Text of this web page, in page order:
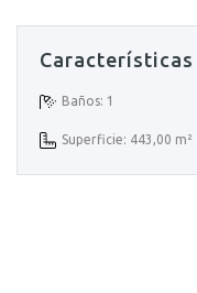
Baños: 1
Superficie: 443,00 m²